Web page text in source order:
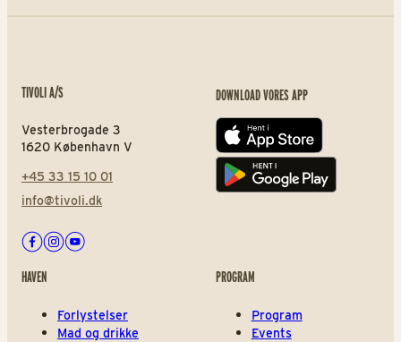
TIVOLI A/S
Vesterbrogade 3
1620 København V
+45 33 15 10 01
info@tivoli.dk
Facebook
Instagram
Youtube
DOWNLOAD VORES APP
App store
Play store
HAVEN
Forlystelser
Mad og drikke
PROGRAM
Program
Events